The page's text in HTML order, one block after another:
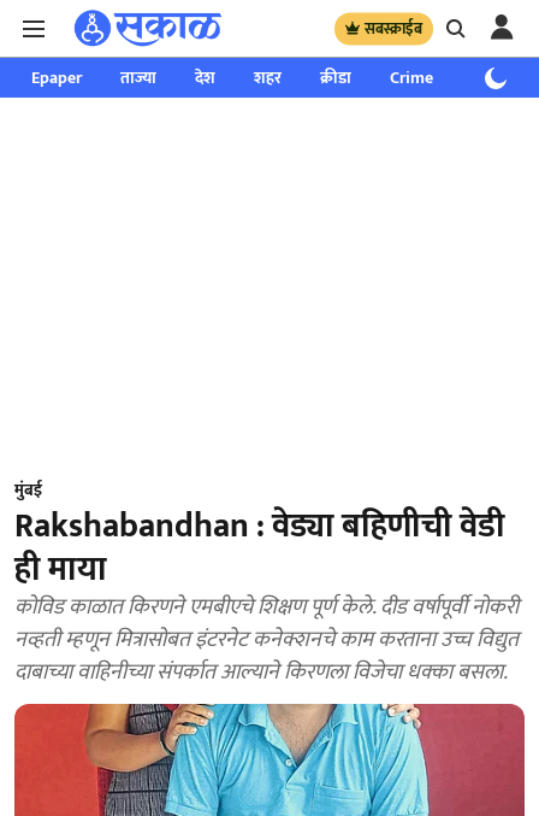
सबस्क्राईब
Epaper ताज्या देश शहर क्रीडा Crime साप्ताहिक
मुंबई
Rakshabandhan : वेड्या बहिणीची वेडी
ही माया
कोविड काळात किरणने एमबीएचे शिक्षण पूर्ण केले. दीड वर्षापूर्वी नोकरी
नव्हती म्हणून मित्रासोबत इंटरनेट कनेक्शनचे काम करताना उच्च विद्युत
दाबाच्या वाहिनीच्या संपर्कात आल्याने किरणला विजेचा धक्का बसला.